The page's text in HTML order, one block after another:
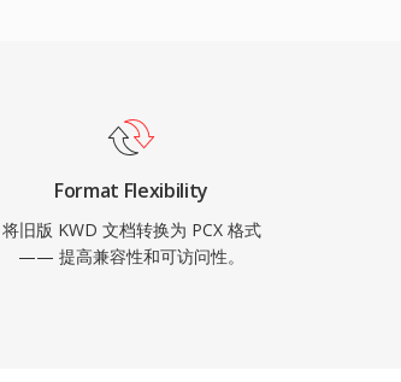
Format Flexibility
将旧版 KWD 文档转换为 PCX 格式
—— 提高兼容性和可访问性。